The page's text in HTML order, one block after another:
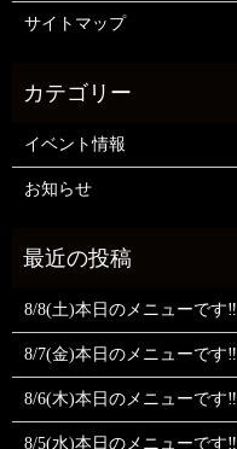
サイトマップ
イベント情報
お知らせ
8/8(土)本日のメニューです‼️
8/7(金)本日のメニューです‼️
8/6(木)本日のメニューです‼️
8/5(水)本日のメニューです‼️